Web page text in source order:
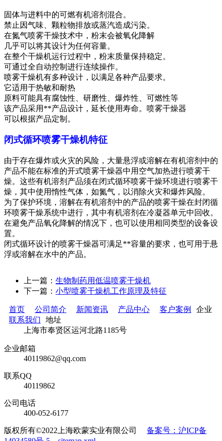
固体与进料中的可燃有机溶剂混合。
禁止因气味、颗粒物排放或蒸汽造成污染。
在氮气喷雾干燥技术中，粉末会被氧化降解
几乎可以将其设计为任何容量。
在整个干燥机运行过程中，粉末质量保持稳定。
可通过全自动控制进行连续操作。
喷雾干燥机有多种设计，以满足各种产品要求。
它适用于热敏和耐热
原料可能具有腐蚀性、研磨性、爆炸性、可燃性等
该产品采用**产品设计，延长使用寿命。喷雾干燥器
可以根据产品定制。
闭式循环喷雾干燥机特征
由于存在爆炸或火灾的风险，大量悬浮或溶解在有机溶剂中的
产品不能在标准的开式喷雾干燥器中用空气加热进行喷雾干
燥。这些有机溶剂产品须在闭式循环喷雾干燥环境进行喷雾干
燥，其中使用惰性气体，如氮气，以消除火灾和爆炸风险。
为了保护环境，溶解在有机溶剂中的产品的喷雾干燥在封闭循
环喷雾干燥系统中进行，其中有机溶剂在冷凝器单元中回收。
在避免产品氧化降解的情况下，也可以使用相同类型的设备设
置。
闭式循环设计的喷雾干燥器可满足**容量的要求，也可用于悬
浮或溶解在水中的产品。
上一篇： 生物制药用低温喷雾干燥机
下一篇： 小型喷雾干燥机工作原理及特征
首页 公司简介 新闻资讯 产品中心
客户案例
联系我们
企业
地址
上海市奉贤区运河北路1185号
企业邮箱
40119862@qq.com
联系QQ
40119862
公司电话
400-052-6177
版权所有©2022上海欧蒙实业有限公司 备案号：沪ICP备